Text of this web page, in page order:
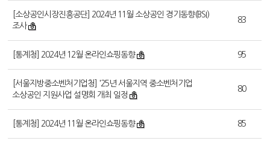
[소상공인시장진흥공단] 2024년 11월 소상공인 경기동향(BSI)
조사
83
[통계청] 2024년 12월 온라인쇼핑동향 95
[서울지방중소벤처기업청] '25년 서울지역 중소벤처기업
소상공인 지원사업 설명회 개최 일정
80
[통계청] 2024년 11월 온라인쇼핑동향 85